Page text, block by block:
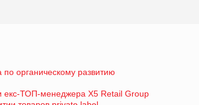
органическому развитию
екс-ТОП-менеджера X5 Retail Group